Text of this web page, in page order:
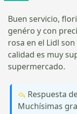
Buen servicio,
genéro y con
rosa en el Lidl
calidad es muy
supermercado.
Respuesta
Muchísimas